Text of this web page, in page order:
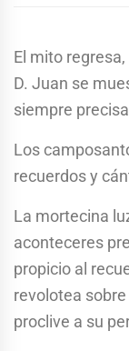
El mito
D. Juan se
siempre
Los
recuerdos y
La mortecina
aconteceres
propicio al
revolotea
proclive a su